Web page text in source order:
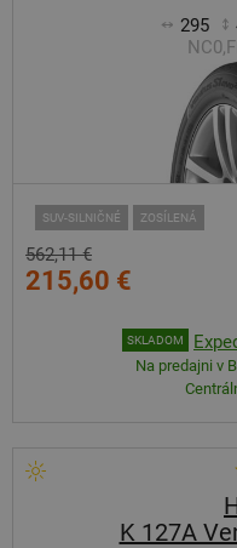
295
SUV-SILNIČNÉ ZOSÍLENÁ
562,11 €
215,60 €
SKLADOM
Na predajni v
K 127A